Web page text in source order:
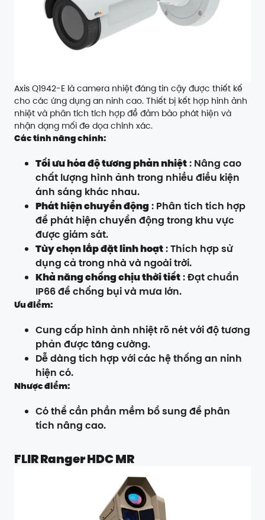
Axis Q1942-E là camera nhiệt đáng tin cậy được thiết kế
cho các ứng dụng an ninh cao. Thiết bị kết hợp hình ảnh
nhiệt và phân tích tích hợp để đảm bảo phát hiện và
nhận dạng mối đe dọa chính xác.
Các tính năng chính:
Tối ưu hóa độ tương phản nhiệt: Nâng cao
chất lượng hình ảnh trong nhiều điều kiện
ánh sáng khác nhau.
Phát hiện chuyển động : Phân tích tích hợp
để phát hiện chuyển động trong khu vực
được giám sát.
Tùy chọn lắp đặt linh hoạt: Thích hợp sử
dụng cả trong nhà và ngoài trời.
Khả năng chống chịu thời tiết: Đạt chuẩn
IP66 để chống bụi và mưa lớn.
Ưu điểm:
Cung cấp hình ảnh nhiệt rõ nét với độ tương
phản được tăng cường.
Dễ dàng tích hợp với các hệ thống an ninh
hiện có.
Nhược điểm:
Có thể cần phần mềm bổ sung để phân
tích nâng cao.
FLIR Ranger HDC MR